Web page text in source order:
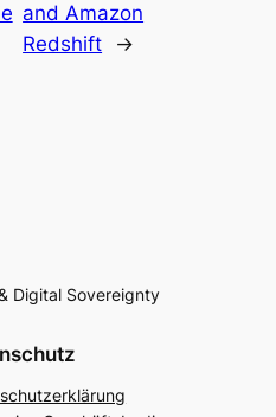
and Amazon
Redshift
→
Digital Sovereignty